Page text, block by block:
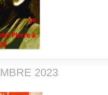
2023